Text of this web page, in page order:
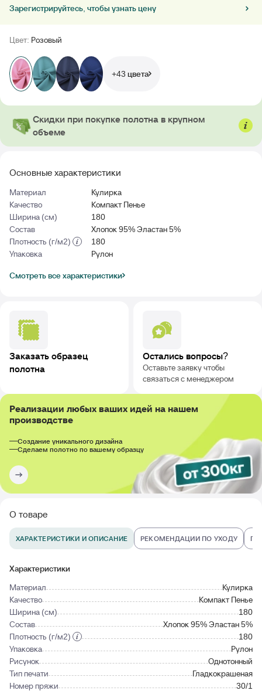
Основные характеристики
Материал
Кулирка
Качество
Компакт Пенье
Ширина (см)
180
Состав
Хлопок 95% Эластан 5%
Плотность (г/м2)
180
Упаковка
Рулон
Смотреть все характеристики
Зарегистрируйтесь, чтобы узнать цену
Цвет: Розовый
+43 цвета
Скидки при покупке полотна в крупном
объеме
Заказать образец
полотна
Остались вопросы?
Оставьте заявку чтобы
связаться с менеджером
Реализации любых ваших идей на нашем
производстве
Создание уникального дизайна
Сделаем полотно по вашему образцу
О товаре
ХАРАКТЕРИСТИКИ И ОПИСАНИЕ РЕКОМЕНДАЦИИ ПО УХОДУ
Характеристики
Материал
Кулирка
Качество
Компакт Пенье
Ширина (см)
180
Состав
Хлопок 95% Эластан 5%
Плотность (г/м2)
180
Упаковка
Рулон
Рисунок
Однотонный
Тип печати
Гладкокрашеная
Номер пряжи
30/1